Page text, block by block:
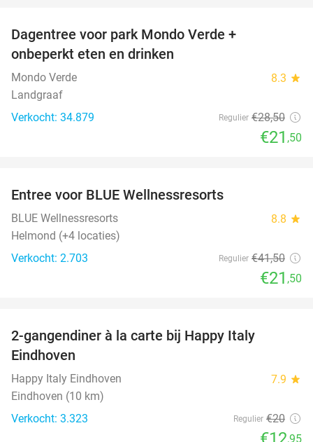
Dagentree voor park Mondo Verde +
onbeperkt eten en drinken
Mondo Verde 8.3 star
Landgraaf
Verkocht: 34.879
Regulier €28,50
€21 ,50
Entree voor BLUE Wellnessresorts
BLUE Wellnessresorts 8.8 star
Helmond (+4 locaties)
Verkocht: 2.703
Regulier €41,50
€21 ,50
2-gangendiner à la carte bij Happy Italy
Eindhoven
Happy Italy Eindhoven 7.9 star
Eindhoven (10 km)
Verkocht: 3.323
Regulier €20
,95